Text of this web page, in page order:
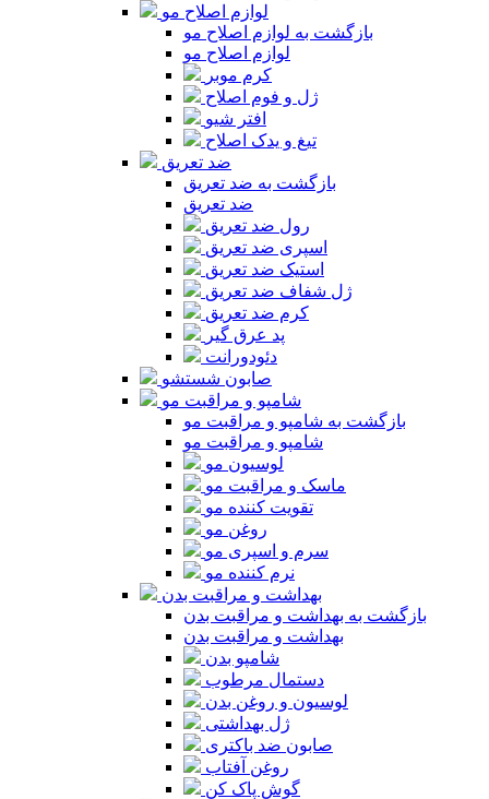
لوازم اصلاح مو
بازگشت به لوازم اصلاح مو
لوازم اصلاح مو
کرم موبر
ژل و فوم اصلاح
افتر شیو
تیغ و یدک اصلاح
ضد تعریق
بازگشت به ضد تعریق
ضد تعریق
رول ضد تعریق
اسپری ضد تعریق
استیک ضد تعریق
ژل شفاف ضد تعریق
کرم ضد تعریق
پد عرق گیر
دئودورانت
صابون شستشو
شامپو و مراقبت مو
بازگشت به شامپو و مراقبت مو
شامپو و مراقبت مو
لوسیون مو
ماسک و مراقبت مو
تقویت کننده مو
روغن مو
سرم و اسپری مو
نرم کننده مو
بهداشت و مراقبت بدن
بازگشت به بهداشت و مراقبت بدن
بهداشت و مراقبت بدن
شامپو بدن
دستمال مرطوب
لوسیون و روغن بدن
ژل بهداشتی
صابون ضد باکتری
روغن آفتاب
گوش پاک کن